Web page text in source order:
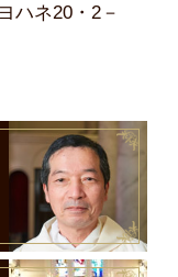
ハネ20・2－